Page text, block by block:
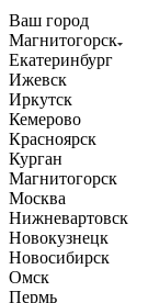
Ваш город
Магнитогорск
Екатеринбург
Ижевск
Иркутск
Кемерово
Красноярск
Курган
Магнитогорск
Москва
Нижневартовск
Новокузнецк
Новосибирск
Омск
Пермь